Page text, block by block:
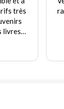
très
livres
Je